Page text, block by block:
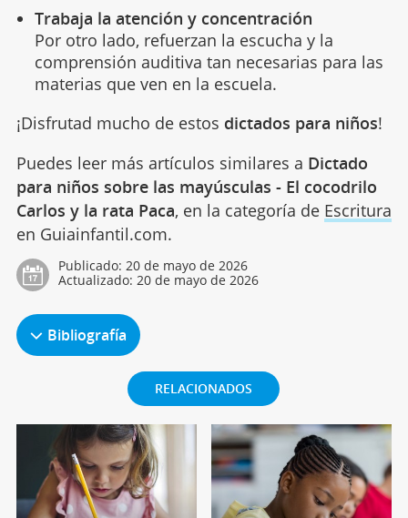
Trabaja la atención y concentración
Por otro lado, refuerzan la escucha y la
comprensión auditiva tan necesarias para las
materias que ven en la escuela.
¡Disfrutad mucho de estos dictados para niños!
Puedes leer más artículos similares a Dictado
para niños sobre las mayúsculas - El cocodrilo
Carlos y la rata Paca, en la categoría de Escritura
en Guiainfantil.com.
Publicado: 20 de mayo de 2026
Actualizado: 20 de mayo de 2026
Bibliografía
RELACIONADOS